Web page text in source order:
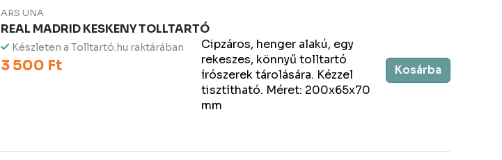
ARS UNA
REAL MADRID KESKENY TOLLTARTÓ
Készleten a Tolltartó.hu raktárában
3 500 Ft
Cipzáros, henger alakú, egy
rekeszes, könnyű tolltartó
írószerek tárolására. Kézzel
tisztítható. Méret: 200x65x70
mm
Kosárba